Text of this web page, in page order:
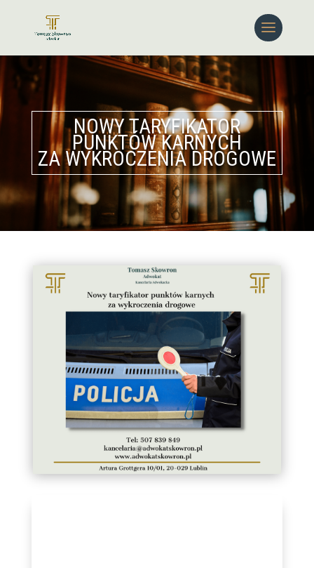
NOWY TARYFIKATOR
PUNKTÓW KARNYCH
ZA WYKROCZENIA DROGOWE